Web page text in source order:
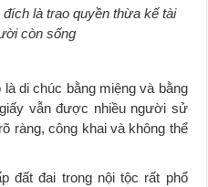
là trao quyền thừa kế tài
còn sống
di chúc bằng miệng và bằng
vẫn được nhiều người sử
ràng, công khai và không thể
đất đai trong nội tộc rất phổ